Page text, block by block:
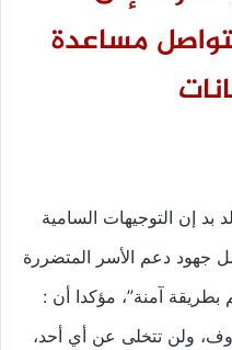
مساعدة
بد إن التوجيهات السامية
جهود دعم الأسر المتضررة
بطريقة آمنة”، مؤكدا أن :
ولن تتخلى عن أي أحد،